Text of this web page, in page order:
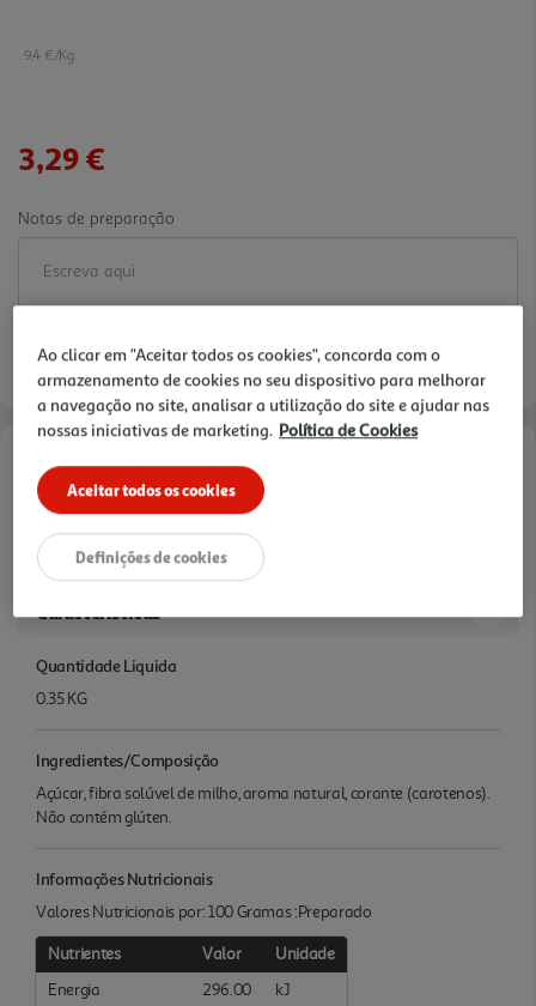
9.4 €/Kg
3,29 €
Notas de preparação
Informações de Marketing
O preparado Nesquik dissolve-se instantaneamente no leite e
enriquece-o com um sabor delicioso a banana!
Características
Quantidade Liquida
0.35 KG
Ingredientes/Composição
Açúcar, fibra solúvel de milho, aroma natural, corante (carotenos).
Não contém glúten.
Informações Nutricionais
Valores Nutricionais por: 100 Gramas :Preparado
Nutrientes Valor
Unidade
Energia
296.00
kJ
Ao clicar em "Aceitar todos os cookies", concorda com o
armazenamento de cookies no seu dispositivo para melhorar
a navegação no site, analisar a utilização do site e ajudar nas
nossas iniciativas de marketing. Política de Cookies
Aceitar todos os cookies
Definições de cookies